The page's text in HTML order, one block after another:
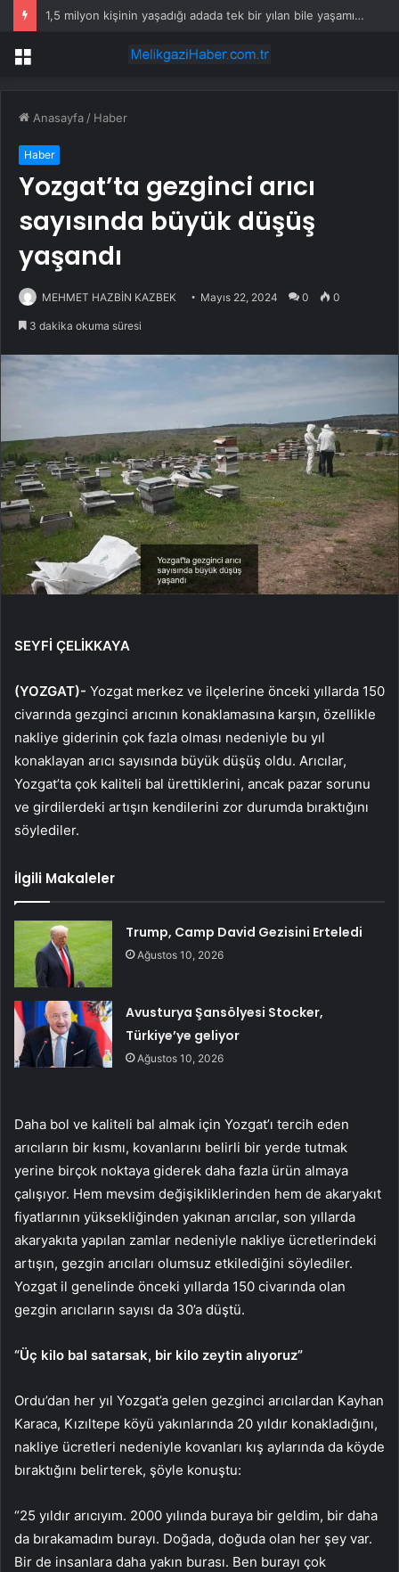
1,5 milyon kişinin yaşadığı adada tek bir yılan bile yaşamıyor
Menü
Anasayfa / Haber
Haber
Yozgat’ta gezginci arıcı
sayısında büyük düşüş
yaşandı
MEHMET HAZBİN KAZBEK Mayıs 22, 2024 0 0
3 dakika okuma süresi
SEYFİ ÇELİKKAYA
(YOZGAT)- Yozgat merkez ve ilçelerine önceki yıllarda 150
civarında gezginci arıcının konaklamasına karşın, özellikle
nakliye giderinin çok fazla olması nedeniyle bu yıl
konaklayan arıcı sayısında büyük düşüş oldu. Arıcılar,
Yozgat’ta çok kaliteli bal ürettiklerini, ancak pazar sorunu
ve girdilerdeki artışın kendilerini zor durumda bıraktığını
söylediler.
İlgili Makaleler
Trump, Camp David Gezisini Erteledi
Ağustos 10, 2026
Avusturya Şansölyesi Stocker,
Türkiye’ye geliyor
Ağustos 10, 2026
Daha bol ve kaliteli bal almak için Yozgat’ı tercih eden
arıcıların bir kısmı, kovanlarını belirli bir yerde tutmak
yerine birçok noktaya giderek daha fazla ürün almaya
çalışıyor. Hem mevsim değişikliklerinden hem de akaryakıt
fiyatlarının yüksekliğinden yakınan arıcılar, son yıllarda
akaryakıta yapılan zamlar nedeniyle nakliye ücretlerindeki
artışın, gezgin arıcıları olumsuz etkilediğini söylediler.
Yozgat il genelinde önceki yıllarda 150 civarında olan
gezgin arıcıların sayısı da 30’a düştü.
“Üç kilo bal satarsak, bir kilo zeytin alıyoruz”
Ordu’dan her yıl Yozgat’a gelen gezginci arıcılardan Kayhan
Karaca, Kızıltepe köyü yakınlarında 20 yıldır konakladığını,
nakliye ücretleri nedeniyle kovanları kış aylarında da köyde
bıraktığını belirterek, şöyle konuştu:
“25 yıldır arıcıyım. 2000 yılında buraya bir geldim, bir daha
da bırakamadım burayı. Doğada, doğuda olan her şey var.
Bir de insanlara daha yakın burası. Ben burayı çok